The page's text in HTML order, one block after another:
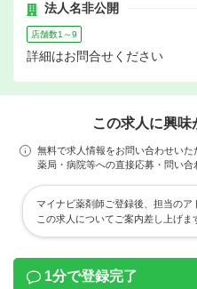
法人名非公開
店舗数1～9
詳細はお問合せください
この求人に興味
無料で求人情報をお問い合わせいた
薬局・病院等への直接応募・問い合
マイナビ薬剤師ご登録後、担当のア
この求人についてご案内差し上げま
1分で登録完了